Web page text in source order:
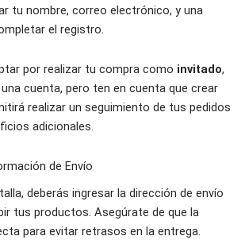
tu nombre, correo electrónico, y una
el registro.
por realizar tu compra como invitado,
cuenta, pero ten en cuenta que crear
realizar un seguimiento de tus pedidos
adicionales.
de Envío
deberás ingresar la dirección de envío
tus productos. Asegúrate de que la
para evitar retrasos en la entrega.